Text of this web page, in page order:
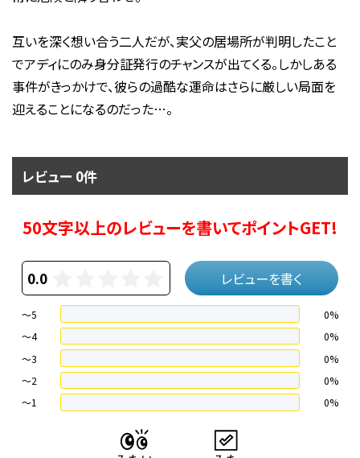
互いを深く想い合う二人だが、実父の居場所が判明したこと
でアディにのみ身分証発行のチャンスが出てくる。しかしある
事件がきっかけで、彼らの過酷な運命はさらに厳しい局面を
迎えることになるのだった…。
レビュー 0件
50文字以上のレビューを書いてポイントGET!
0.0 レビューを書く
～5
0%
～4
0%
〜3
0%
〜2
0%
〜1
0%